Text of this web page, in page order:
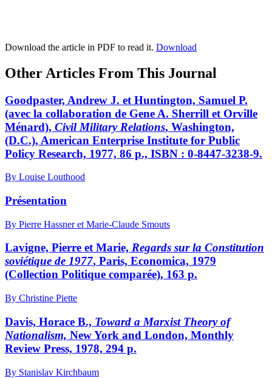
Download the article in PDF to read it. Download
Other Articles From This Journal
Goodpaster, Andrew J. et Huntington, Samuel P.
(avec la collaboration de Gene A. Sherrill et Orville
Ménard), Civil Military Relations, Washington,
(D.C.), American Enterprise Institute for Public
Policy Research, 1977, 86 p., ISBN : 0-8447-3238-9.
By Louise Louthood
Présentation
By Pierre Hassner et Marie-Claude Smouts
Lavigne, Pierre et Marie, Regards sur la Constitution
soviétique de 1977, Paris, Economica, 1979
(Collection Politique comparée), 163 p.
By Christine Piette
Davis, Horace B., Toward a Marxist Theory of
Nationalism, New York and London, Monthly
Review Press, 1978, 294 p.
By Stanislav Kirchbaum